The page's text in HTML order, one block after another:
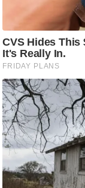
a
k
i
g
N
e
w
s
ला